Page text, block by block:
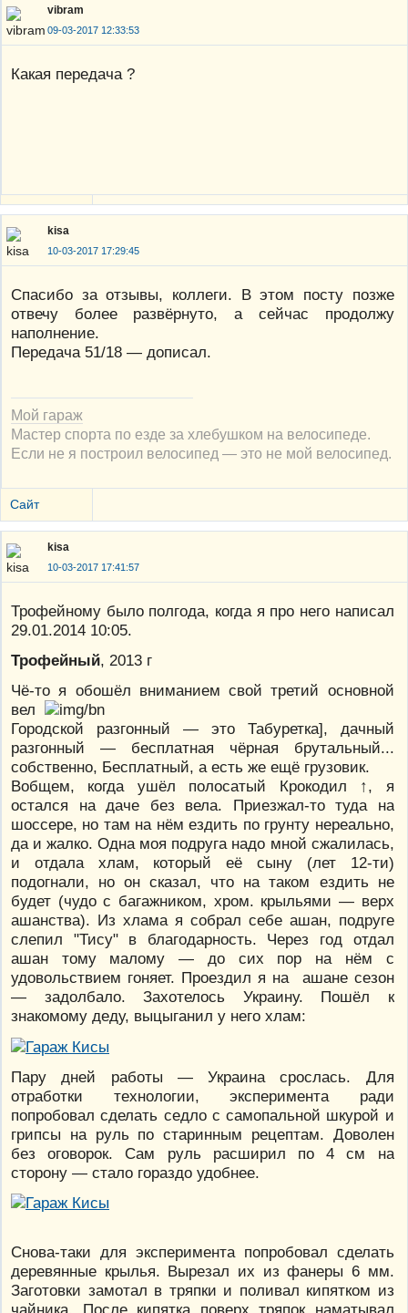
vibram
09-03-2017 12:33:53
Какая передача ?
kisa
10-03-2017 17:29:45
Спасибо за отзывы, коллеги. В этом посту позже
отвечу более развёрнуто, а сейчас продолжу
наполнение.
Передача 51/18 — дописал.
Мой гараж
Мастер спорта по езде за хлебушком на велосипеде.
Если не я построил велосипед — это не мой велосипед.
Сайт
kisa
10-03-2017 17:41:57
Трофейному было полгода, когда я про него написал
29.01.2014 10:05.
Трофейный, 2013 г
Чё-то я обошёл вниманием свой третий основной
вел
Городской разгонный — это Табуретка], дачный
разгонный — бесплатная чёрная брутальный...
собственно, Бесплатный, а есть же ещё грузовик.
Вобщем, когда ушёл полосатый Крокодил ↑, я
остался на даче без вела. Приезжал-то туда на
шоссере, но там на нём ездить по грунту нереально,
да и жалко. Одна моя подруга надо мной сжалилась,
и отдала хлам, который её сыну (лет 12-ти)
подогнали, но он сказал, что на таком ездить не
будет (чудо с багажником, хром. крыльями — верх
ашанства). Из хлама я собрал себе ашан, подруге
слепил "Тису" в благодарность. Через год отдал
ашан тому малому — до сих пор на нём с
удовольствием гоняет. Проездил я на ашане сезон
— задолбало. Захотелось Украину. Пошёл к
знакомому деду, выцыганил у него хлам:
Пару дней работы — Украина срослась. Для
отработки технологии, эксперимента ради
попробовал сделать седло с самопальной шкурой и
грипсы на руль по старинным рецептам. Доволен
без оговорок. Сам руль расширил по 4 см на
сторону — стало гораздо удобнее.
Снова-таки для эксперимента попробовал сделать
деревянные крылья. Вырезал их из фанеры 6 мм.
Заготовки замотал в тряпки и поливал кипятком из
чайника. После кипятка поверх тряпок наматывал